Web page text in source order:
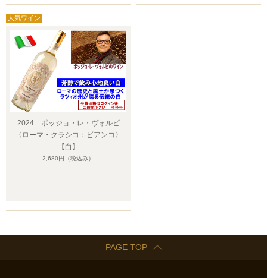
2024 ポッジョ・レ・ヴォルピ
〈ローマ・クラシコ：ビアンコ〉
【白】
2,680円 （税込み）
PAGE TOP